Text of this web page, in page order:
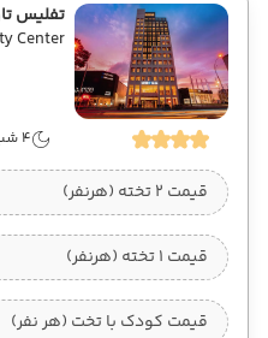
تفلیس
Center
4 شب
قیمت 2 تخته (هرنفر)
قیمت 1 تخته (هرنفر)
قیمت کودک با تخت (هر نفر)